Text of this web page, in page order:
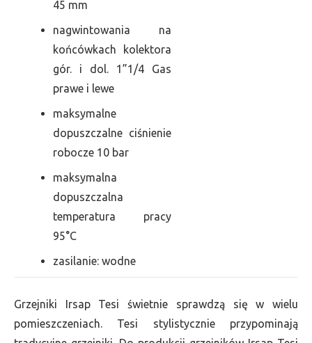
45 mm
nagwintowania na
końcówkach kolektora
gór. i dol. 1”1/4 Gas
prawe i lewe
maksymalne
dopuszczalne ciśnienie
robocze 10 bar
maksymalna
dopuszczalna
temperatura pracy
95°C
zasilanie: wodne
Grzejniki Irsap Tesi świetnie sprawdzą się w wielu
pomieszczeniach. Tesi stylistycznie przypominają